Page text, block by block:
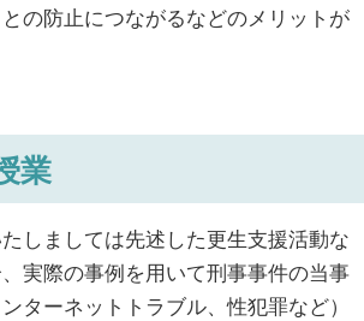
の防止につながるなどのメリットが
業
しましては先述した更生支援活動な
実際の事例を用いて刑事事件の当事
ターネットトラブル、性犯罪など）